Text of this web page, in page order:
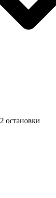
2 остановки